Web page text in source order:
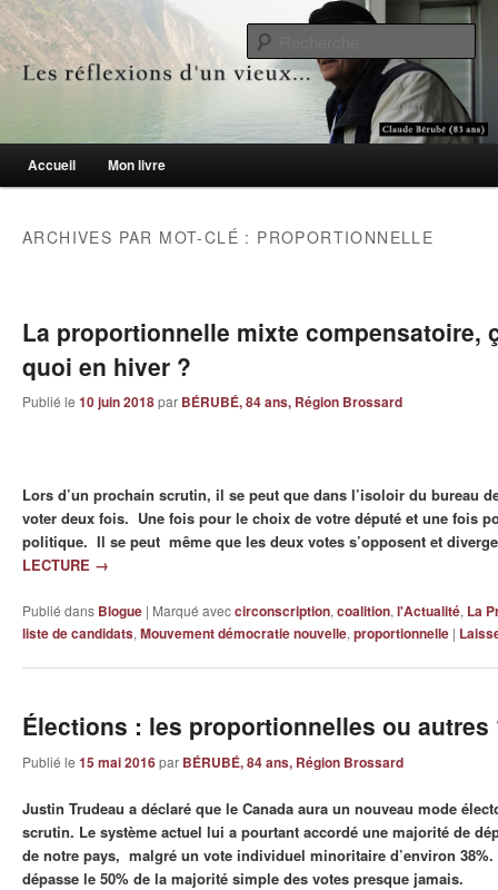
Les réflexions d'un vieux…
Le blogue des aînés de 65 ans et +
Menu principal
Aller au contenu principal
Aller au contenu secondaire
Accueil Mon livre
ARCHIVES PAR MOT-CLÉ : PROPORTIONNELLE
La proportionnelle mixte compensatoire,
quoi en hiver ?
Publié le 10 juin 2018par BÉRUBÉ, 84 ans, Région Brossard
Lors d’un prochain scrutin, il se peut que dans l’isoloir du bureau
voter deux fois. Une fois pour le choix de votre député et une fois
politique. Il se peut même que les deux votes s’opposent et
LECTURE →
Publié dans Blogue | Marqué aveccirconscription, coalition, l'Actualité, La
liste de candidats, Mouvement démocratie nouvelle, proportionnelle |
Élections : les proportionnelles ou autres
Publié le 15 mai 2016par BÉRUBÉ, 84 ans, Région Brossard
Justin Trudeau a déclaré que le Canada aura un nouveau mode
scrutin. Le système actuel lui a pourtant accordé une majorité de
de notre pays, malgré un vote individuel minoritaire d’environ 38%.
dépasse le 50% de la majorité simple des votes presque jamais.